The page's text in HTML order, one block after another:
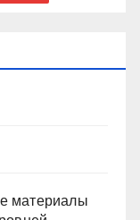
материалы